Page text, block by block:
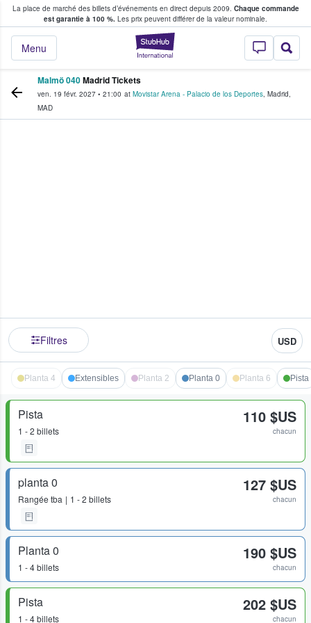
La place de marché des billets d’événements en direct depuis 2009. Chaque commande
est garantie à 100 %. Les prix peuvent différer de la valeur nominale.
StubHub - Où
Menu
fans achètent et vendent des billets
Malmö 040Madrid Tickets
ven. 19 févr. 2027 • 21:00 at Movistar Arena - Palacio de los Deportes, Madrid,
MAD
Filtres USD
Planta 4 Extensibles Planta 2 Planta 0 Planta 6 Pista
Pista
1 - 2 billets
110 $US
chacun
planta 0
Rangée tba 1 - 2 billets
127 $US
chacun
Planta 0
1 - 4 billets
190 $US
chacun
Pista
1 - 4 billets
202 $US
chacun